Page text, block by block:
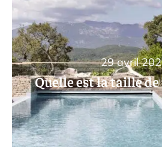
Quelle est la taille de
29 avril